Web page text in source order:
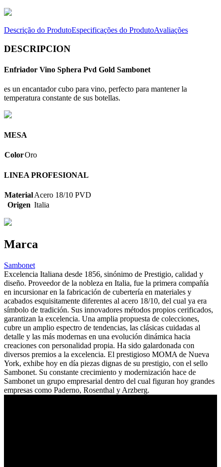
Descrição do ProdutoEspecificações do ProdutoAvaliações
DESCRIPCION
Enfriador Vino Sphera Pvd Gold Sambonet
es un encantador cubo para vino, perfecto para mantener la
temperatura constante de sus botellas.
MESA
ColorOro
LINEA PROFESIONAL
MaterialAcero 18/10 PVD
Origen Italia
Marca
Sambonet
Excelencia Italiana desde 1856, sinónimo de Prestigio, calidad y
diseño. Proveedor de la nobleza en Italia, fue la primera compañía
en incursionar en la fabricación de cubertería en materiales y
acabados esquisitamente diferentes al acero 18/10, del cual ya era
símbolo de tradición. Sus innovadores métodos propios cerificados,
garantizan la excelencia. Una amplia propuesta de colecciones,
cubre un amplio espectro de tendencias, las clásicas cuidadas al
detalle y las más modernas en una evolución dinámica hacia
creaciones con personalidad propia. Ha sido galardonada con
diversos premios a la excelencia. El prestigioso MOMA de Nueva
York, exhibe hoy en día piezas dignas de su prestigio, con el sello
Sambonet. Su constante crecimiento y modernización hace de
Sambonet un grupo empresarial dentro del cual figuran hoy grandes
empresas como Paderno, Rosenthal y Arzberg.